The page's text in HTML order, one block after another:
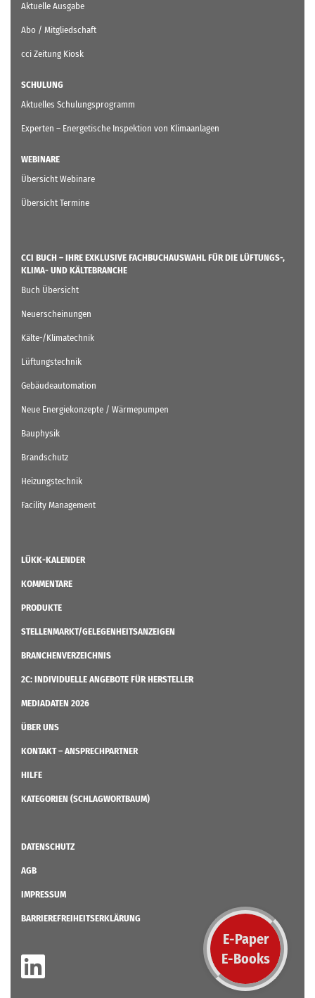
Aktuelle Ausgabe
Abo / Mitgliedschaft
cci Zeitung Kiosk
SCHULUNG
Aktuelles Schulungsprogramm
Experten – Energetische Inspektion von Klimaanlagen
WEBINARE
Übersicht Webinare
Übersicht Termine
CCI BUCH – IHRE EXKLUSIVE FACHBUCHAUSWAHL FÜR DIE LÜFTUNGS-,
KLIMA- UND KÄLTEBRANCHE
Buch Übersicht
Neuerscheinungen
Kälte-/Klimatechnik
Lüftungstechnik
Gebäudeautomation
Neue Energiekonzepte / Wärmepumpen
Bauphysik
Brandschutz
Heizungstechnik
Facility Management
LÜKK-KALENDER
KOMMENTARE
PRODUKTE
STELLENMARKT/GELEGENHEITSANZEIGEN
BRANCHENVERZEICHNIS
2C: INDIVIDUELLE ANGEBOTE FÜR HERSTELLER
MEDIADATEN 2026
ÜBER UNS
KONTAKT – ANSPRECHPARTNER
HILFE
KATEGORIEN (SCHLAGWORTBAUM)
DATENSCHUTZ
AGB
IMPRESSUM
BARRIEREFREIHEITSERKLÄRUNG
E-Paper
E-Books